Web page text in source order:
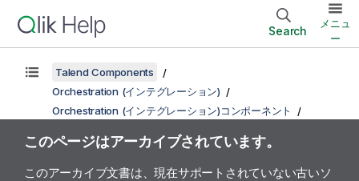
Search
メニュ
ー
Talend Components
Orchestration (インテグレーション)
Orchestration (インテグレーション)コンポーネント
このページはアーカイブされています。
このアーカイブ文書は、現在サポートされていない古いソ